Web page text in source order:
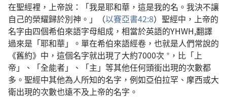
在聖經裡，上帝說：「我是耶和華，這是我的名。我決不讓
自己的榮耀歸於別神。」（以賽亞書42:8）聖經中，上帝的
名字由四個希伯來語字母組成，相當於英語的YHWH,翻譯
過來是「耶和華」。單在希伯來語經卷，也就是人們常說的
《舊約》中，這個名字就出現了大約7000次 a ，比「上
帝」、「全能者」、「主」等其他任何頭銜出現的次數都
多。聖經中其他為人所知的名字，例如亞伯拉罕、摩西或大
衛出現的次數也遠不及上帝的名字。